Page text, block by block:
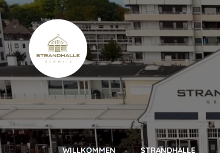
WILLKOMMEN STRANDHALLE